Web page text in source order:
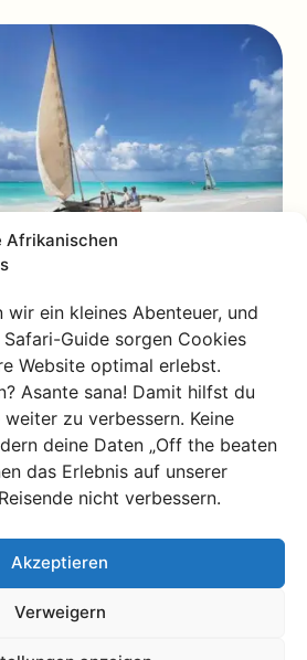
Afrikanischen
wir ein kleines Abenteuer, und
Guide sorgen Cookies
Website optimal erlebst.
Asante sana! Damit hilfst du
weiter zu verbessern. Keine
deine Daten „Off the beaten
das Erlebnis auf unserer
nicht verbessern.
Akzeptieren
Verweigern
entdecken,
spät ist
kennst, suchst du
und liebst das
noch frei von großen
säumen noch immer den
du dafür mehr Restaurants
an Hotels. Sansibar